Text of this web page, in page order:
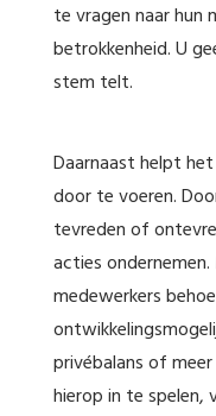
te vragen naar hun
betrokkenheid. U
stem telt.
Daarnaast helpt
door te voeren.
tevreden of
acties
medewerkers
privébalans of
hierop in te